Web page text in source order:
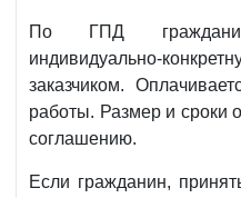
По ГПД
индивидуально-
заказчиком.
работы. Размер и сроки
соглашению.
Если гражданин,